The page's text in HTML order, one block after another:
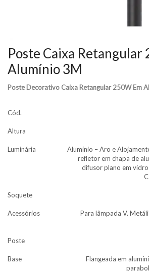
Poste Caixa Retangular
Alumínio 3M
Poste Decorativo Caixa Retangular 250W Em
Cód.
Altura
Luminária
Alumínio – Aro e
refletor em chapa de
difusor plano em
Soquete
Acessórios
Para lâmpada V.
Poste
Base
Flangeada em